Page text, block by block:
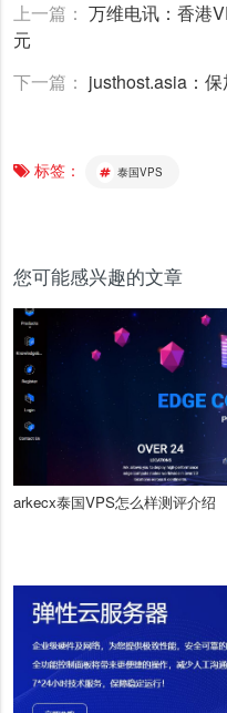
上一篇： 万维电讯：香港
元
下一篇： justhost.asia：
标签： 泰国VPS
您可能感兴趣的文章
arkecx泰国VPS怎么样测评介绍